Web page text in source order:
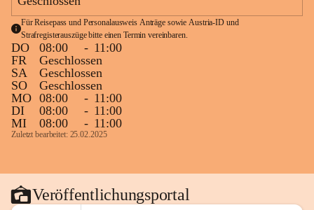
Für Reisepass und Personalausweis Anträge sowie Austria-ID und
Strafregisterauszüge bitte einen Termin vereinbaren.
DO 08:00 - 11:00
FR
Geschlossen
SA
Geschlossen
SO
Geschlossen
MO 08:00 - 11:00
DI
08:00 - 11:00
MI
08:00 - 11:00
Zuletzt bearbeitet: 25.02.2025
Veröffentlichungsportal